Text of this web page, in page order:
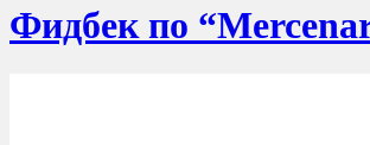
Фидбек по